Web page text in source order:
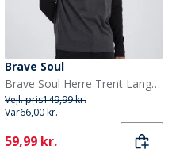
Brave Soul
Brave Soul Herre Trent Langærmet Top Mørk Antracit Melange/Jet Sort
Vejl. pris149,99 kr.
Var66,00 kr.
Current
59,99 kr.